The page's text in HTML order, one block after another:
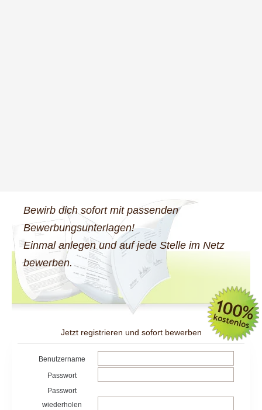
Bewirb dich sofort mit passenden
Bewerbungsunterlagen!
Einmal anlegen und auf jede Stelle im Netz
bewerben.
Jetzt registrieren und sofort bewerben
Benutzername
Passwort
Passwort
wiederholen